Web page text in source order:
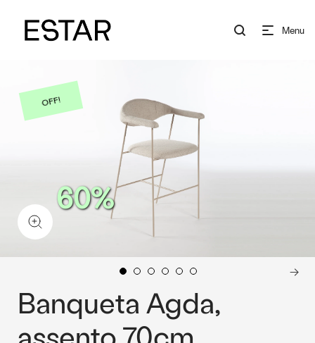
Menu
60%
OFF!
Banqueta Agda,
assento 70cm